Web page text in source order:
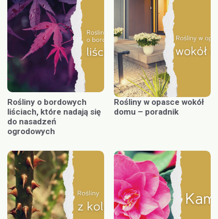
Rośliny o bordowych
liściach, które nadają się
do nasadzeń
ogrodowych
Rośliny w opasce wokół
domu – poradnik